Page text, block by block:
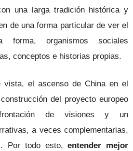
una larga tradición histórica y
de una forma particular de ver el
forma, organismos sociales
conceptos e historias propias.
vista, el ascenso de China en el
del proyecto europeo
de visiones y un
a veces complementarias,
Por todo esto,entender mejor